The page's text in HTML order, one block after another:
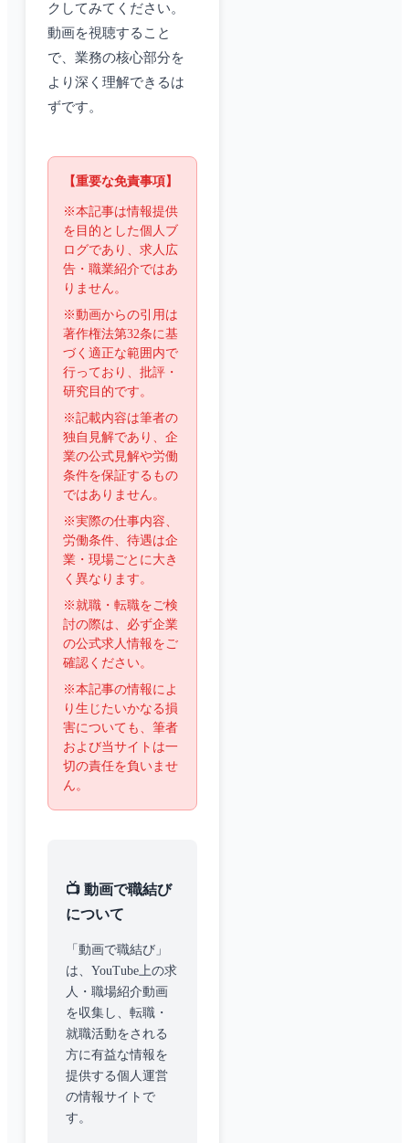
クしてみてください。
動画を視聴すること
で、業務の核心部分を
より深く理解できるは
ずです。
【重要な免責事項】
※本記事は情報提供
を目的とした個人ブ
ログであり、求人広
告・職業紹介ではあ
りません。
※動画からの引用は
著作権法第32条に基
づく適正な範囲内で
行っており、批評・
研究目的です。
※記載内容は筆者の
独自見解であり、企
業の公式見解や労働
条件を保証するもの
ではありません。
※実際の仕事内容、
労働条件、待遇は企
業・現場ごとに大き
く異なります。
※就職・転職をご検
討の際は、必ず企業
の公式求人情報をご
確認ください。
※本記事の情報によ
り生じたいかなる損
害についても、筆者
および当サイトは一
切の責任を負いませ
ん。
📺 動画で職結び
について
「動画で職結び」
は、YouTube上の求
人・職場紹介動画
を収集し、転職・
就職活動をされる
方に有益な情報を
提供する個人運営
の情報サイトで
す。